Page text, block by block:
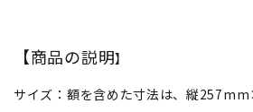
【商品の説明】
サイズ：額を含めた寸法は、縦